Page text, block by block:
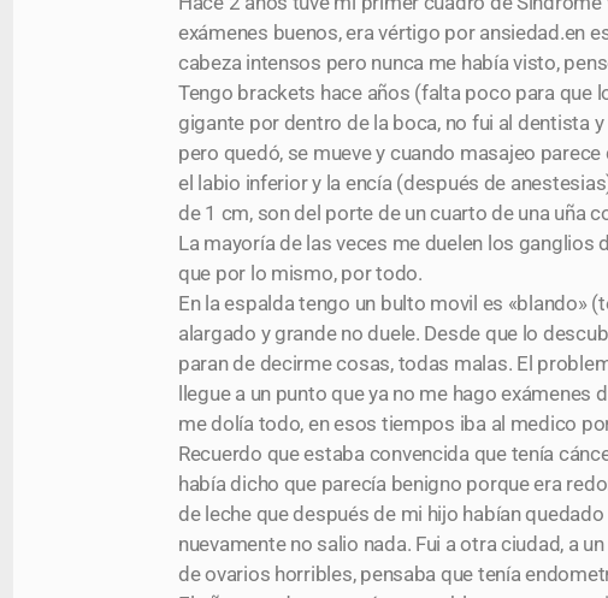
exámenes buenos, era vértigo por ansiedad.en
cabeza intensos pero nunca me había visto,
Tengo brackets hace años (falta poco para que
gigante por dentro de la boca, no fui al dentista
pero quedó, se mueve y cuando masajeo
el labio inferior y la encía (después de
de 1 cm, son del porte de un cuarto de una uña
La mayoría de las veces me duelen los
que por lo mismo, por todo.
En la espalda tengo un bulto movil es «blando»
alargado y grande no duele. Desde que lo
paran de decirme cosas, todas malas. El
llegue a un punto que ya no me hago
me dolía todo, en esos tiempos iba al medico
Recuerdo que estaba convencida que tenía
había dicho que parecía benigno porque era
de leche que después de mi hijo habían
nuevamente no salio nada. Fui a otra ciudad, a
de ovarios horribles, pensaba que tenía